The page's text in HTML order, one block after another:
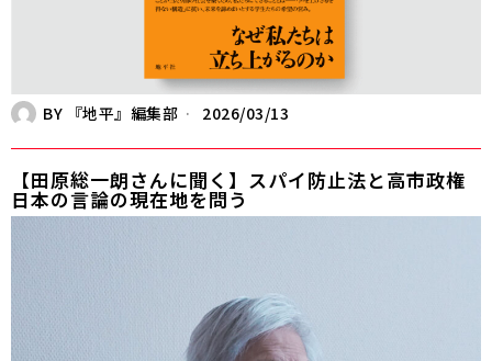
BY 『地平』編集部 2026/03/13
【田原総一朗さんに聞く】スパイ防止法と高市政権――
日本の言論の現在地を問う